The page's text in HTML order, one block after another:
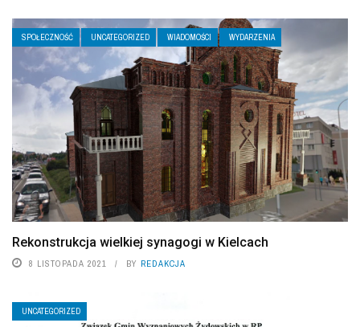
SPOŁECZNOŚĆ UNCATEGORIZED WIADOMOŚCI WYDARZENIA
Rekonstrukcja wielkiej synagogi w Kielcach
8 LISTOPADA 2021 BY REDAKCJA
UNCATEGORIZED